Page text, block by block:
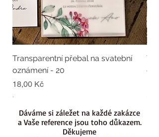
Transparentní přebal na svatební
oznámení - 20
Cena
18,00 Kč
.
Dáváme si záležet na každé zakázce
a Vaše reference jsou toho důkazem.
Děkujeme